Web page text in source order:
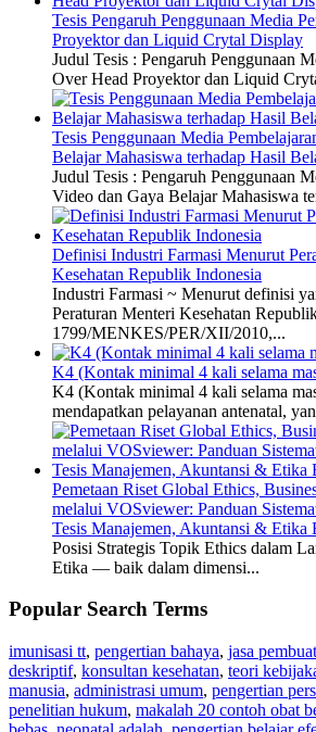
Tesis Pengaruh Penggunaan Media
Proyektor dan Liquid Crytal Display
Judul Tesis : Pengaruh Penggunaan
Over Head Proyektor dan Liquid
Tesis Penggunaan Media
Belajar Mahasiswa terhadap Hasil
Judul Tesis : Pengaruh Penggunaan
Video dan Gaya Belajar Mahasiswa
Definisi Industri Farmasi Menurut
Kesehatan Republik Indonesia
Industri Farmasi ~ Menurut definisi
Peraturan Menteri Kesehatan
1799/MENKES/PER/XII/2010,...
K4 (Kontak minimal 4 kali selama
K4 (Kontak minimal 4 kali selama
mendapatkan pelayanan antenatal,
Pemetaan Riset Global Ethics,
melalui VOSviewer: Panduan
Tesis Manajemen, Akuntansi & Etika
Posisi Strategis Topik Ethics dalam
Etika — baik dalam dimensi...
Popular Search Terms
imunisasi tt, pengertian bahaya, jasa
deskriptif, konsultan kesehatan, teori
manusia, administrasi umum, pengertian
penelitian hukum, makalah 20 contoh obat